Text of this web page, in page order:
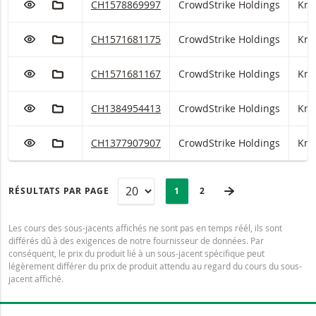
CrowdStrike Holdings Knock-Out Warrant
CH1578869997 CrowdStrike Holdings
AJOUTER À LA LISTE DE SUIVI
AJOUTER AU PORTEFEUILLE FICTIF
CrowdStrike Holdings Knock-Out Warrant
CH1571681175 CrowdStrike Holdings
AJOUTER À LA LISTE DE SUIVI
AJOUTER AU PORTEFEUILLE FICTIF
CrowdStrike Holdings Knock-Out Warrant
CH1571681167 CrowdStrike Holdings
AJOUTER À LA LISTE DE SUIVI
AJOUTER AU PORTEFEUILLE FICTIF
CrowdStrike Holdings Knock-Out Warrant
CH1384954413 CrowdStrike Holdings
AJOUTER À LA LISTE DE SUIVI
AJOUTER AU PORTEFEUILLE FICTIF
CrowdStrike Holdings Knock-Out Warrant
CH1377907907 CrowdStrike Holdings
RÉSULTATS PAR PAGE
PAGINATION
Selected:
PAGE
1 DERNIÈRE PAGE
2
Les cours des sous-jacents affichés ne sont pas en temps réél, ils sont
différés dû à des exigences de notre fournisseur de données. Par
conséquent, le prix du produit lié à un sous-jacent spécifique peut
légèrement différer du prix de produit attendu au regard du cours du sous-
jacent affiché.